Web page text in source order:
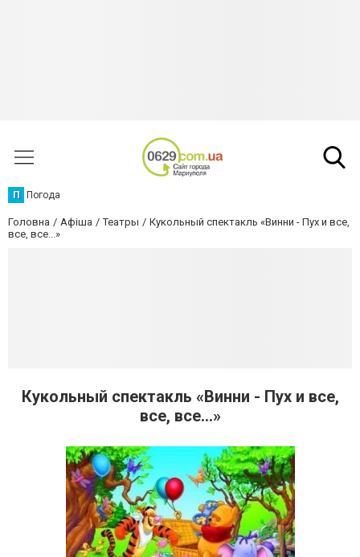
П Погода
Головна Афіша Театры
Кукольный спектакль «Винни - Пух и все,
все, все...»
Кукольный спектакль «Винни - Пух и все,
все, все...»